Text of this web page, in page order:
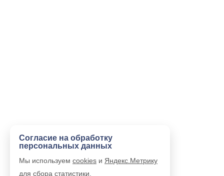
Согласие на обработку
персональных данных
Мы используем cookies и Яндекс.Метрику
для сбора статистики.